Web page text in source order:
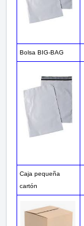
Bolsa BIG-BAG
Caja pequeña
cartón